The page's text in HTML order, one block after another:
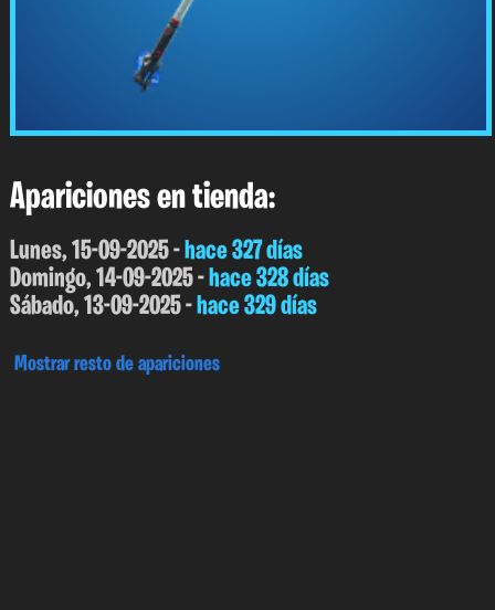
Apariciones en tienda:
Lunes, 15-09-2025 -hace 327 días
Domingo, 14-09-2025 -hace 328 días
Sábado, 13-09-2025 -hace 329 días
Mostrar resto de apariciones